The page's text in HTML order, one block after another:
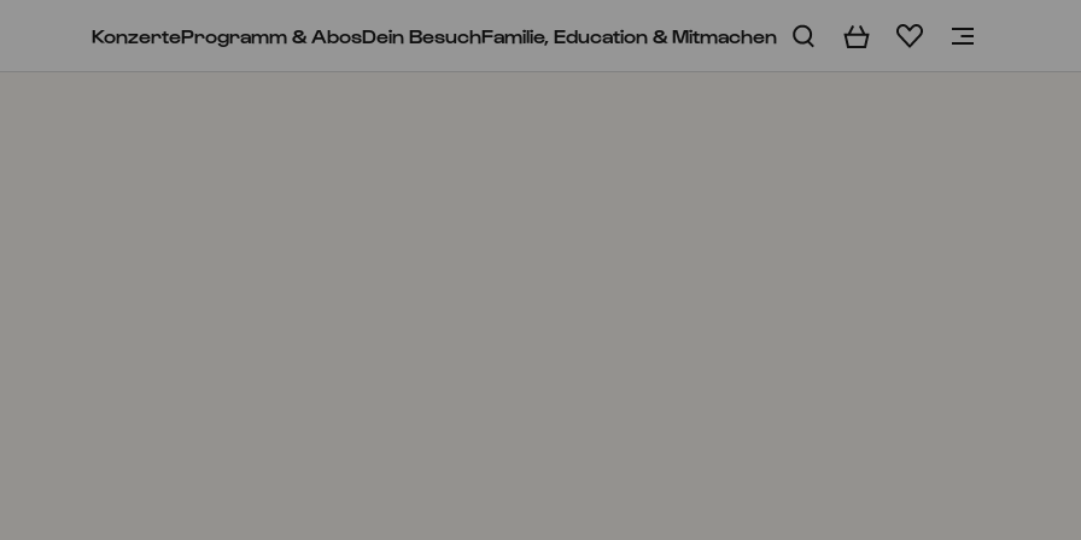
KonzerteProgramm & AbosDein BesuchFamilie, Education & Mitmachen WarenkorbMerkliste